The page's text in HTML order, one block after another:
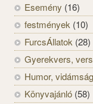
Esemény (16)
festmények (10)
FurcsÁllatok (28)
Gyerekvers,
Humor,
Könyvajánló (58)